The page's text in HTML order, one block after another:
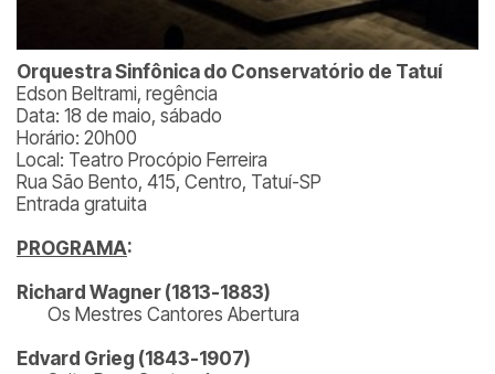
Orquestra Sinfônica do Conservatório de Tatuí
Edson Beltrami, regência
Data: 18 de maio, sábado
Horário: 20h00
Local: Teatro Procópio Ferreira
Rua São Bento, 415, Centro, Tatuí-SP
Entrada gratuita
PROGRAMA:
Richard Wagner (1813-1883)
Os Mestres Cantores Abertura
Edvard Grieg (1843-1907)